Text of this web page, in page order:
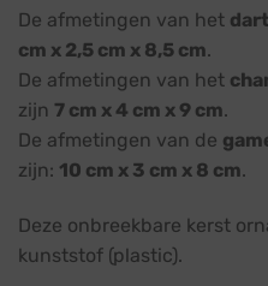
De afmetingen van het
cm x 2,5 cm x 8,5 cm.
De afmetingen van het
zijn 7 cm x 4 cm x 9 cm.
De afmetingen van de
zijn: 10 cm x 3 cm x 8 cm.
Deze onbreekbare kerst
kunststof (plastic).